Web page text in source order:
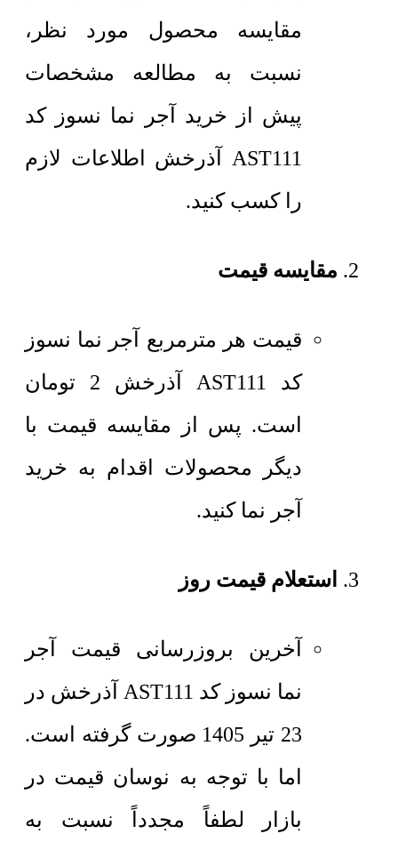
مقایسه محصول مورد نظر،
نسبت به مطالعه مشخصات
پیش از خرید آجر نما نسوز کد
AST111 آذرخش اطلاعات لازم
را کسب کنید.
مقایسه قیمت
قیمت هر مترمربع آجر نما نسوز
کد AST111 آذرخش
2
تومان
است. پس از مقایسه قیمت با
دیگر محصولات اقدام به خرید
آجر نما کنید.
استعلام قیمت روز
آخرین بروزرسانی قیمت آجر
نما نسوز کد AST111 آذرخش در
23 تیر 1405 صورت گرفته است.
اما با توجه به نوسان قیمت در
بازار لطفاً مجدداً نسبت به